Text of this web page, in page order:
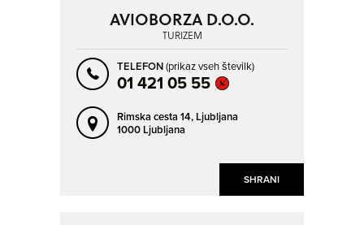
SHRANI
AVIOBORZA D.O.O.
TURIZEM
TELEFON(prikaz vseh številk)
01 421 05 55
Rimska cesta 14, Ljubljana
1000 Ljubljana